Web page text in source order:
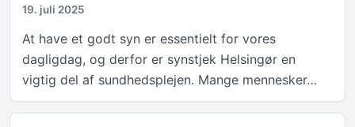
19. juli 2025
At have et godt syn er essentielt for vores
dagligdag, og derfor er synstjek Helsingør en
vigtig del af sundhedsplejen. Mange mennesker…